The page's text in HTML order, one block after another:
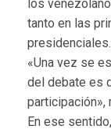
los
tanto en las
presidenciales.
«Una vez se
del debate es
participación»,
En ese